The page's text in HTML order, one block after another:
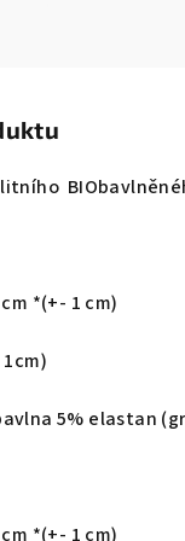
*(+- 1 cm)
5% elastan
*(+- 1 cm)